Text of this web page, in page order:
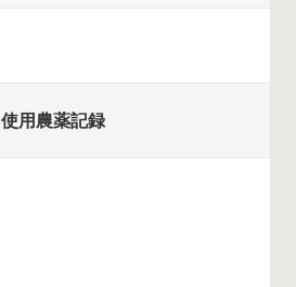
使用農薬記録